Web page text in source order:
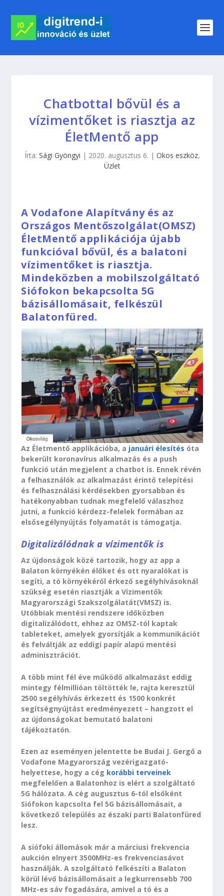
Chatbottal bővül és a
vízimentőket is riasztja az
ÉletMentő app
Írta: Sági Gyöngyi | 2020. augusztus 6. | Okos eszköz,
Üzlet
A Vodafone Alapítvány és az
Országos Mentőszolgálat(OMSZ)
ÉletMentő applikációja újabb
funkcióval bővül, és a balatoni
vízimentőket is riasztja.
Mindeközben a mobilszolgáltató
Siófokon bekapcsolta 5G
bázisállomásait, felkészül
Balatonfüred.
Az Életmentő applikációba, a januári élesítés óta
bekerült koronavírus alkalmazás és a push
funkció után megjelent a chatbot is. Ennek révén
a felhasználók az alkalmazást érintő telepítési
és felhasználási kérdésekben gyorsabban és
hatékonyabban tudnak megfelelő válaszhoz
jutni, a funkció kérdezz-felelek formában az
elsősegélynyújtás folyamatát is támogatja.
Digitalizálódnak a vízimentők is
Az újdonságok közé tartozik, hogy az app a
Balaton környékén élőket és ott nyaralókat is
segíti, a tó környékéről érkező segélyhívásoknál
szükség esetén riasztják a Vízimentők
Magyarországi Szakszolgálatát(VMSZ) is.
Utóbbiak mentési rendszere időközben
digitalizálódott, ehhez az OMSZ-tól kaptak
tableteket, amelyek gyorsítják a kommunikációt
és felváltják az eddigi papír alapú mentési
adminisztrációt.
A több mint fél éve működő alkalmazást eddig
mintegy félmillióan töltötték le, rajta keresztül
2500 segélyhívás érkezett és 1500 konkrét
segítségnyújtást eredményezett – hangzott el
az újdonságokat bemutató balatoni
tájékoztatón.
Ezen az eseményen jelentette be Budai J. Gergő a
Vodafone Magyarország vezérigazgató-
helyettese, hogy a cég korábbi terveinek
megfelelően a Balatonhoz is elért a szolgáltató
5G hálózata. A cég augusztus 6-tól elsőként
Siófokon kapcsolta fel 5G bázisállomásait, a
következő település az északi parti Balatonfüred
lesz.
A siófoki állomások már a márciusi frekvencia
aukción elnyert 3500MHz-es frekvenciasávot
használják. A szolgáltató felkészíti a Balaton
körül lévő bázisállomásait a legkurrensebb 700
MHz-es sáv fogadására, amivel a tó és a